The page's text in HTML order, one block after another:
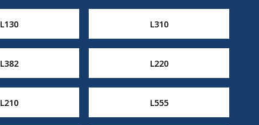
L130 L310
L382 L220
L210 L555